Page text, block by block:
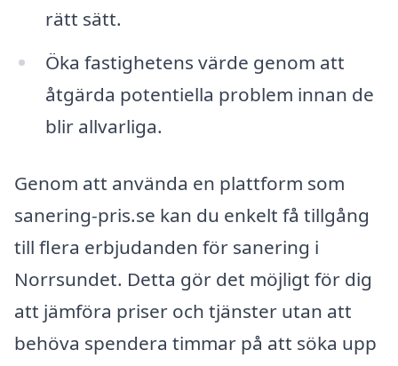
rätt sätt.
Öka fastighetens värde genom att
åtgärda potentiella problem innan de
blir allvarliga.
Genom att använda en plattform som
sanering-pris.se kan du enkelt få tillgång
till flera erbjudanden för sanering i
Norrsundet. Detta gör det möjligt för dig
att jämföra priser och tjänster utan att
behöva spendera timmar på att söka upp